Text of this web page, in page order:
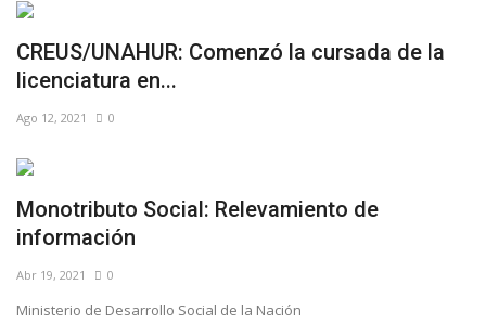
CREUS/UNAHUR: Comenzó la cursada de la
licenciatura en...
Ago 12, 2021 0
Monotributo Social: Relevamiento de
información⠀
Abr 19, 2021 0
Ministerio de Desarrollo Social de la Nación